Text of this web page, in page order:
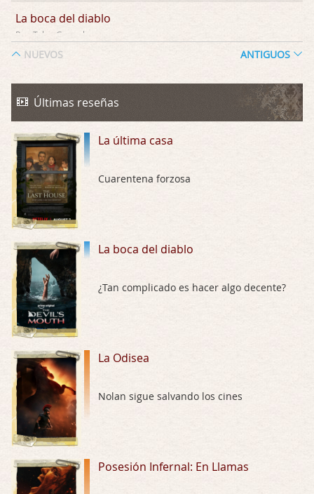
La boca del diablo
Por: Talan Gwynek
La Odisea
Por: Talan Gwynek
La Odisea
Por: Draghann
No sé si entrar en polémicas con respect …
Trance
Por: Luar
El señor de las moscas
Por: Luar
Hungry
Por: Croc
Las 10 películas gore de Almas Oscuras
Por: JORDI CRUYFF
Possession
Por: Chupasangre
NUEVOS ANTIGUOS
Últimas reseñas
La última casa
Cuarentena forzosa
La boca del diablo
¿Tan complicado es hacer algo decente?
La Odisea
Nolan sigue salvando los cines
Posesión Infernal: En Llamas